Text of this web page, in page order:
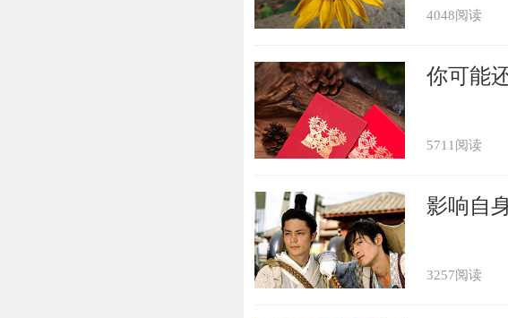
下，属猴人对于金钱的欲
成熟，不随意跟风，也不
会越来越好，赚钱能力也
作为招财旺运的吉祥物，
佩戴黄水晶
属猴人在2021年的整
4048阅读
你可能
5711阅读
影响自
3257阅读